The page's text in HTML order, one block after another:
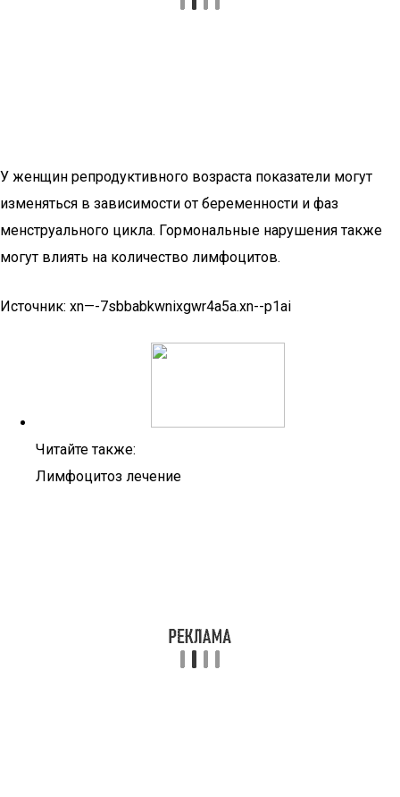
У женщин репродуктивного возраста показатели могут
изменяться в зависимости от беременности и фаз
менструального цикла. Гормональные нарушения также
могут влиять на количество лимфоцитов.
Источник: xn—-7sbbabkwnixgwr4a5a.xn--p1ai
Читайте также:
Лимфоцитоз лечение